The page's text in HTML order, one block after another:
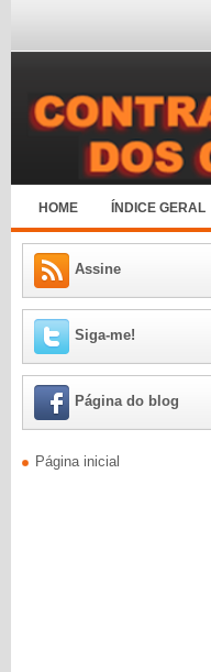
HOME ÍNDICE GERAL
Assine
Siga-me!
Página do blog
Página inicial